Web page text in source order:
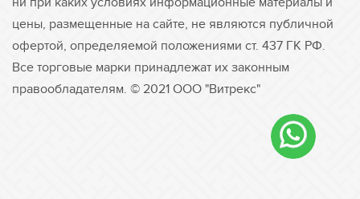
цены, размещенные на сайте, не являются публичной
офертой, определяемой положениями ст. 437 ГК РФ.
Все торговые марки принадлежат их законным
правообладателям. © 2021 ООО "Витрекс"